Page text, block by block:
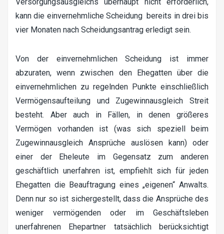
kann die einvernehmliche Scheidung bereits in drei bis
vier Monaten nach Scheidungsantrag erledigt sein.
Von der einvernehmlichen Scheidung ist immer
abzuraten, wenn zwischen den Ehegatten über die
einvernehmlichen zu regelnden Punkte einschließlich
Vermögensaufteilung und Zugewinnausgleich Streit
besteht. Aber auch in Fällen, in denen größeres
Vermögen vorhanden ist (was sich speziell beim
Zugewinnausgleich Ansprüche auslösen kann) oder
einer der Eheleute im Gegensatz zum anderen
geschäftlich unerfahren ist, empfiehlt sich für jeden
Ehegatten die Beauftragung eines „eigenen“ Anwalts.
Denn nur so ist sichergestellt, dass die Ansprüche des
weniger vermögenden oder im Geschäftsleben
unerfahrenen Ehepartner tatsächlich berücksichtigt